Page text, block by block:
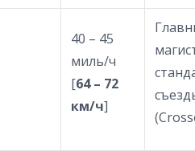
40 – 45
миль/ч
[64 – 72
км/ч]